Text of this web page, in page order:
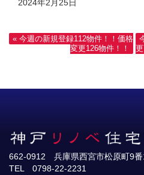
2024年2月25日
« 今週の新規登録112物件！！価格
変更126物件！！
662-0912 兵庫県西宮市松原町9番
TEL 0798-22-2231